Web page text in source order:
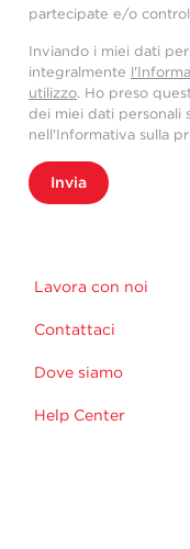
partecipate e/o
Inviando i miei dati
integralmente
utilizzo. Ho preso
dei miei dati personali
nell'Informativa sulla
Invia
Lavora con noi
Contattaci
Dove siamo
Help Center